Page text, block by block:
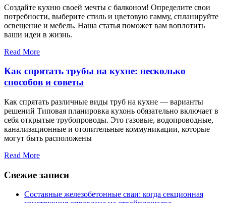
Создайте кухню своей мечты с балконом! Определите свои
потребности, выберите стиль и цветовую гамму, спланируйте
освещение и мебель. Наша статья поможет вам воплотить
ваши идеи в жизнь.
Read More
Как спрятать трубы на кухне: несколько
способов и советы
Как спрятать различные виды труб на кухне — варианты
решений Типовая планировка кухонь обязательно включает в
себя открытые трубопроводы. Это газовые, водопроводные,
канализационные и отопительные коммуникации, которые
могут быть расположены
Read More
Свежие записи
Составные железобетонные сваи: когда секционная